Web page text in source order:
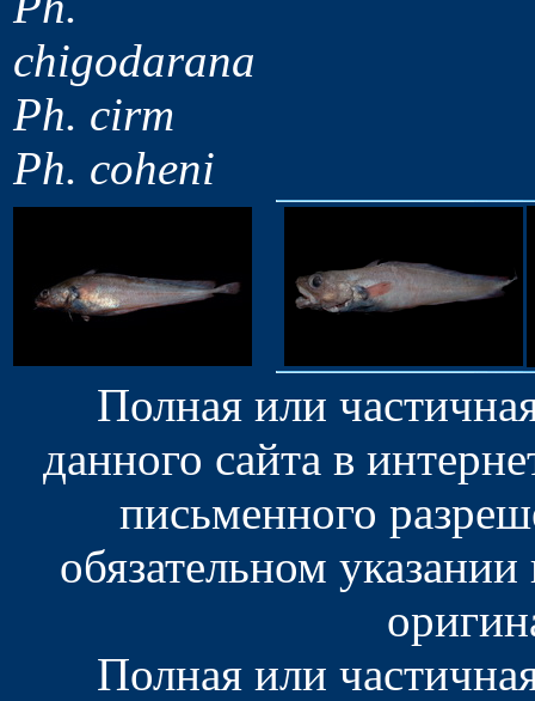
chigodarana
Ph. cirm
Ph. coheni
Полная или
данного сайта в
письменного
обязательном
Полная или